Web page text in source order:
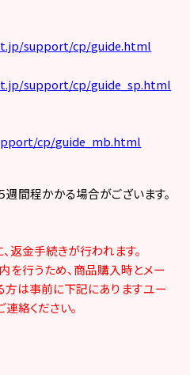
support/cp/guide.html
support/cp/guide_sp.html
cp/guide_mb.html
間程かかる場合がございます。
返金手続きが行われます。
を行うため、商品購入時とメー
方は事前に下記にありますユー
絡ください。